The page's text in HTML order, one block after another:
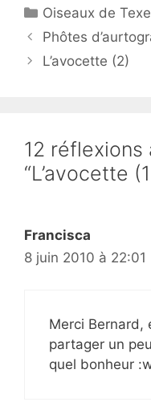
Catégories
Oiseaux de
Phôtes
L’avocette (2)
12 réflexions
“L’avocette
Francisca
8 juin 2010 à 22:01
Merci Bernard,
partager un
quel bonheur